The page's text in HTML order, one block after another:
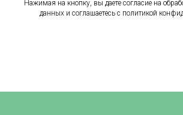
Нажимая на кнопку, вы даете согласие на
данных и соглашаетесь c политикой